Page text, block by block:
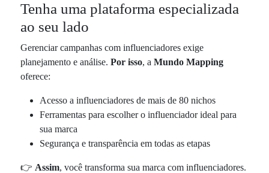
Tenha uma plataforma especializada
ao seu lado
Gerenciar campanhas com influenciadores exige
planejamento e análise.Por isso, aMundo Mapping
oferece:
Acesso a influenciadores de mais de 80 nichos
Ferramentas para escolher o influenciador ideal para
sua marca
Segurança e transparência em todas as etapas
👉 Assim, você transforma sua marca com influenciadores.